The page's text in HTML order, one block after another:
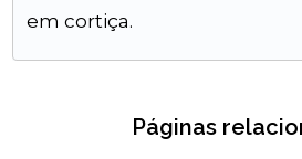
em cortiça.
Páginas